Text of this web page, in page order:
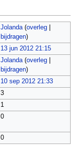
Jolanda (overleg|
bijdragen)
13 jun 2012 21:15
Jolanda (overleg|
bijdragen)
10 sep 2012 21:33
3
1
0
0